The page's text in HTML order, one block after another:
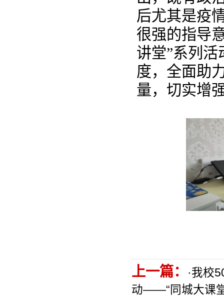
后尤其是疫
很强的指导
讲堂”系列
度，全面助
量，切实增
上一篇： ·我校
动——“同城大课